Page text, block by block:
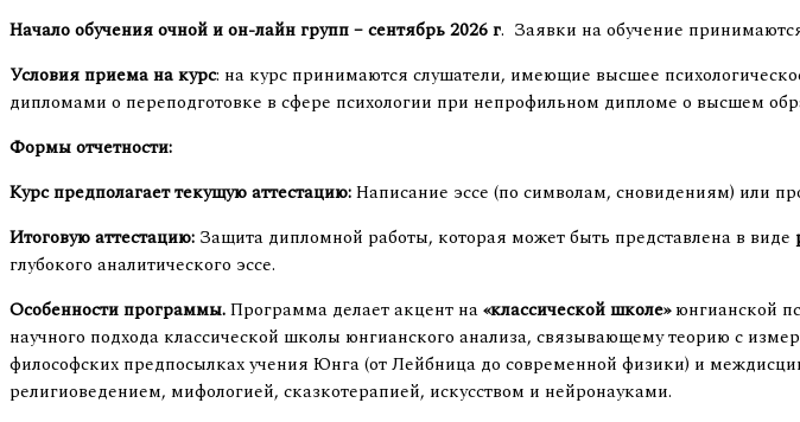
Начало обучения очной и он-лайн групп – сентябрь 2026 г. Заявки на обучение
Условия приема на курс: на курс принимаются слушатели, имеющие высшее
дипломами о переподготовке в сфере психологии при непрофильном дипломе о высшем
Формы отчетности:
Курс предполагает текущую аттестацию:Написание эссе (по символам, сновидениям) или
Итоговую аттестацию: Защита дипломной работы, которая может быть представлена в виде
глубокого аналитического эссе.
Особенности программы.Программа делает акцент на«классической школе»юнгианской
научного подхода классической школы юнгианского анализа, связывающему теорию с
философских предпосылках учения Юнга (от Лейбница до современной физики) и
религиоведением, мифологией, сказкотерапией, искусством и нейронауками.